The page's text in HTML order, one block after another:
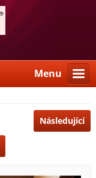
Menu
Následující